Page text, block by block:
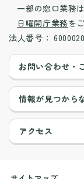
一部の窓口業務
日曜開庁業務を
法人番号：
お問い合わせ・
情報が見つから
アクセス